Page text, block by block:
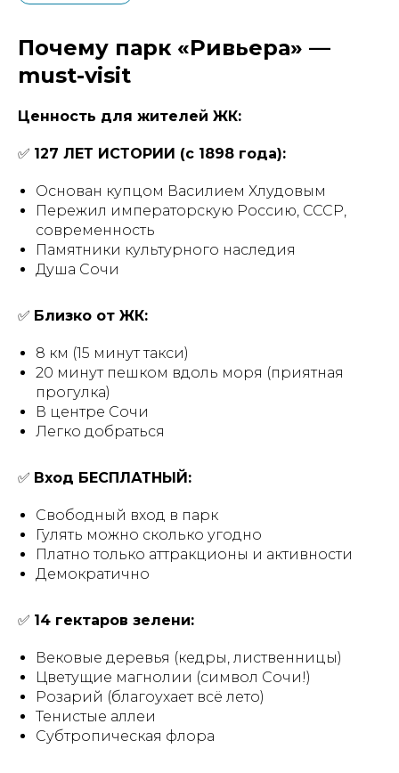
Почему парк «Ривьера» —
must-visit
Ценность для жителей ЖК:
✅ 127 ЛЕТ ИСТОРИИ (с 1898 года):
Основан купцом Василием Хлудовым
Пережил императорскую Россию, СССР,
современность
Памятники культурного наследия
Душа Сочи
✅ Близко от ЖК:
8 км (15 минут такси)
20 минут пешком вдоль моря (приятная
прогулка)
В центре Сочи
Легко добраться
✅ Вход БЕСПЛАТНЫЙ:
Свободный вход в парк
Гулять можно сколько угодно
Платно только аттракционы и активности
Демократично
✅ 14 гектаров зелени:
Вековые деревья (кедры, лиственницы)
Цветущие магнолии (символ Сочи!)
Розарий (благоухает всё лето)
Тенистые аллеи
Субтропическая флора